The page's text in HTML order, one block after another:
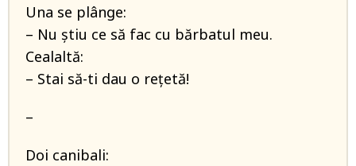
Una se plânge:
– Nu știu ce să fac cu bărbatul meu.
Cealaltă:
– Stai să-ti dau o rețetă!
–
Doi canibali: